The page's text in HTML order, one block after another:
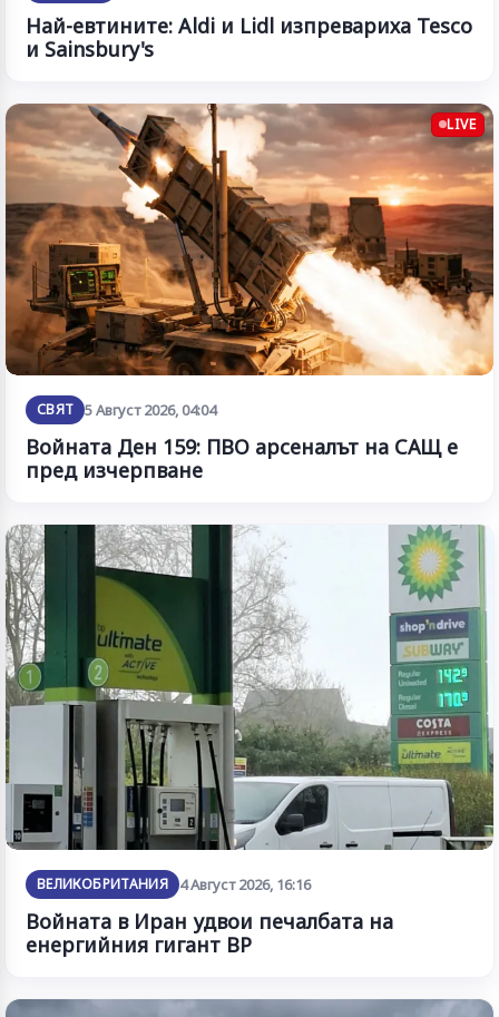
Най-евтините: Aldi и Lidl изпревариха Tesco
и Sainsbury's
LIVE
СВЯТ 5 Август 2026, 04:04
Войната Ден 159: ПВО арсеналът на САЩ е
пред изчерпване
ВЕЛИКОБРИТАНИЯ 4 Август 2026, 16:16
Войната в Иран удвои печалбата на
енергийния гигант BP